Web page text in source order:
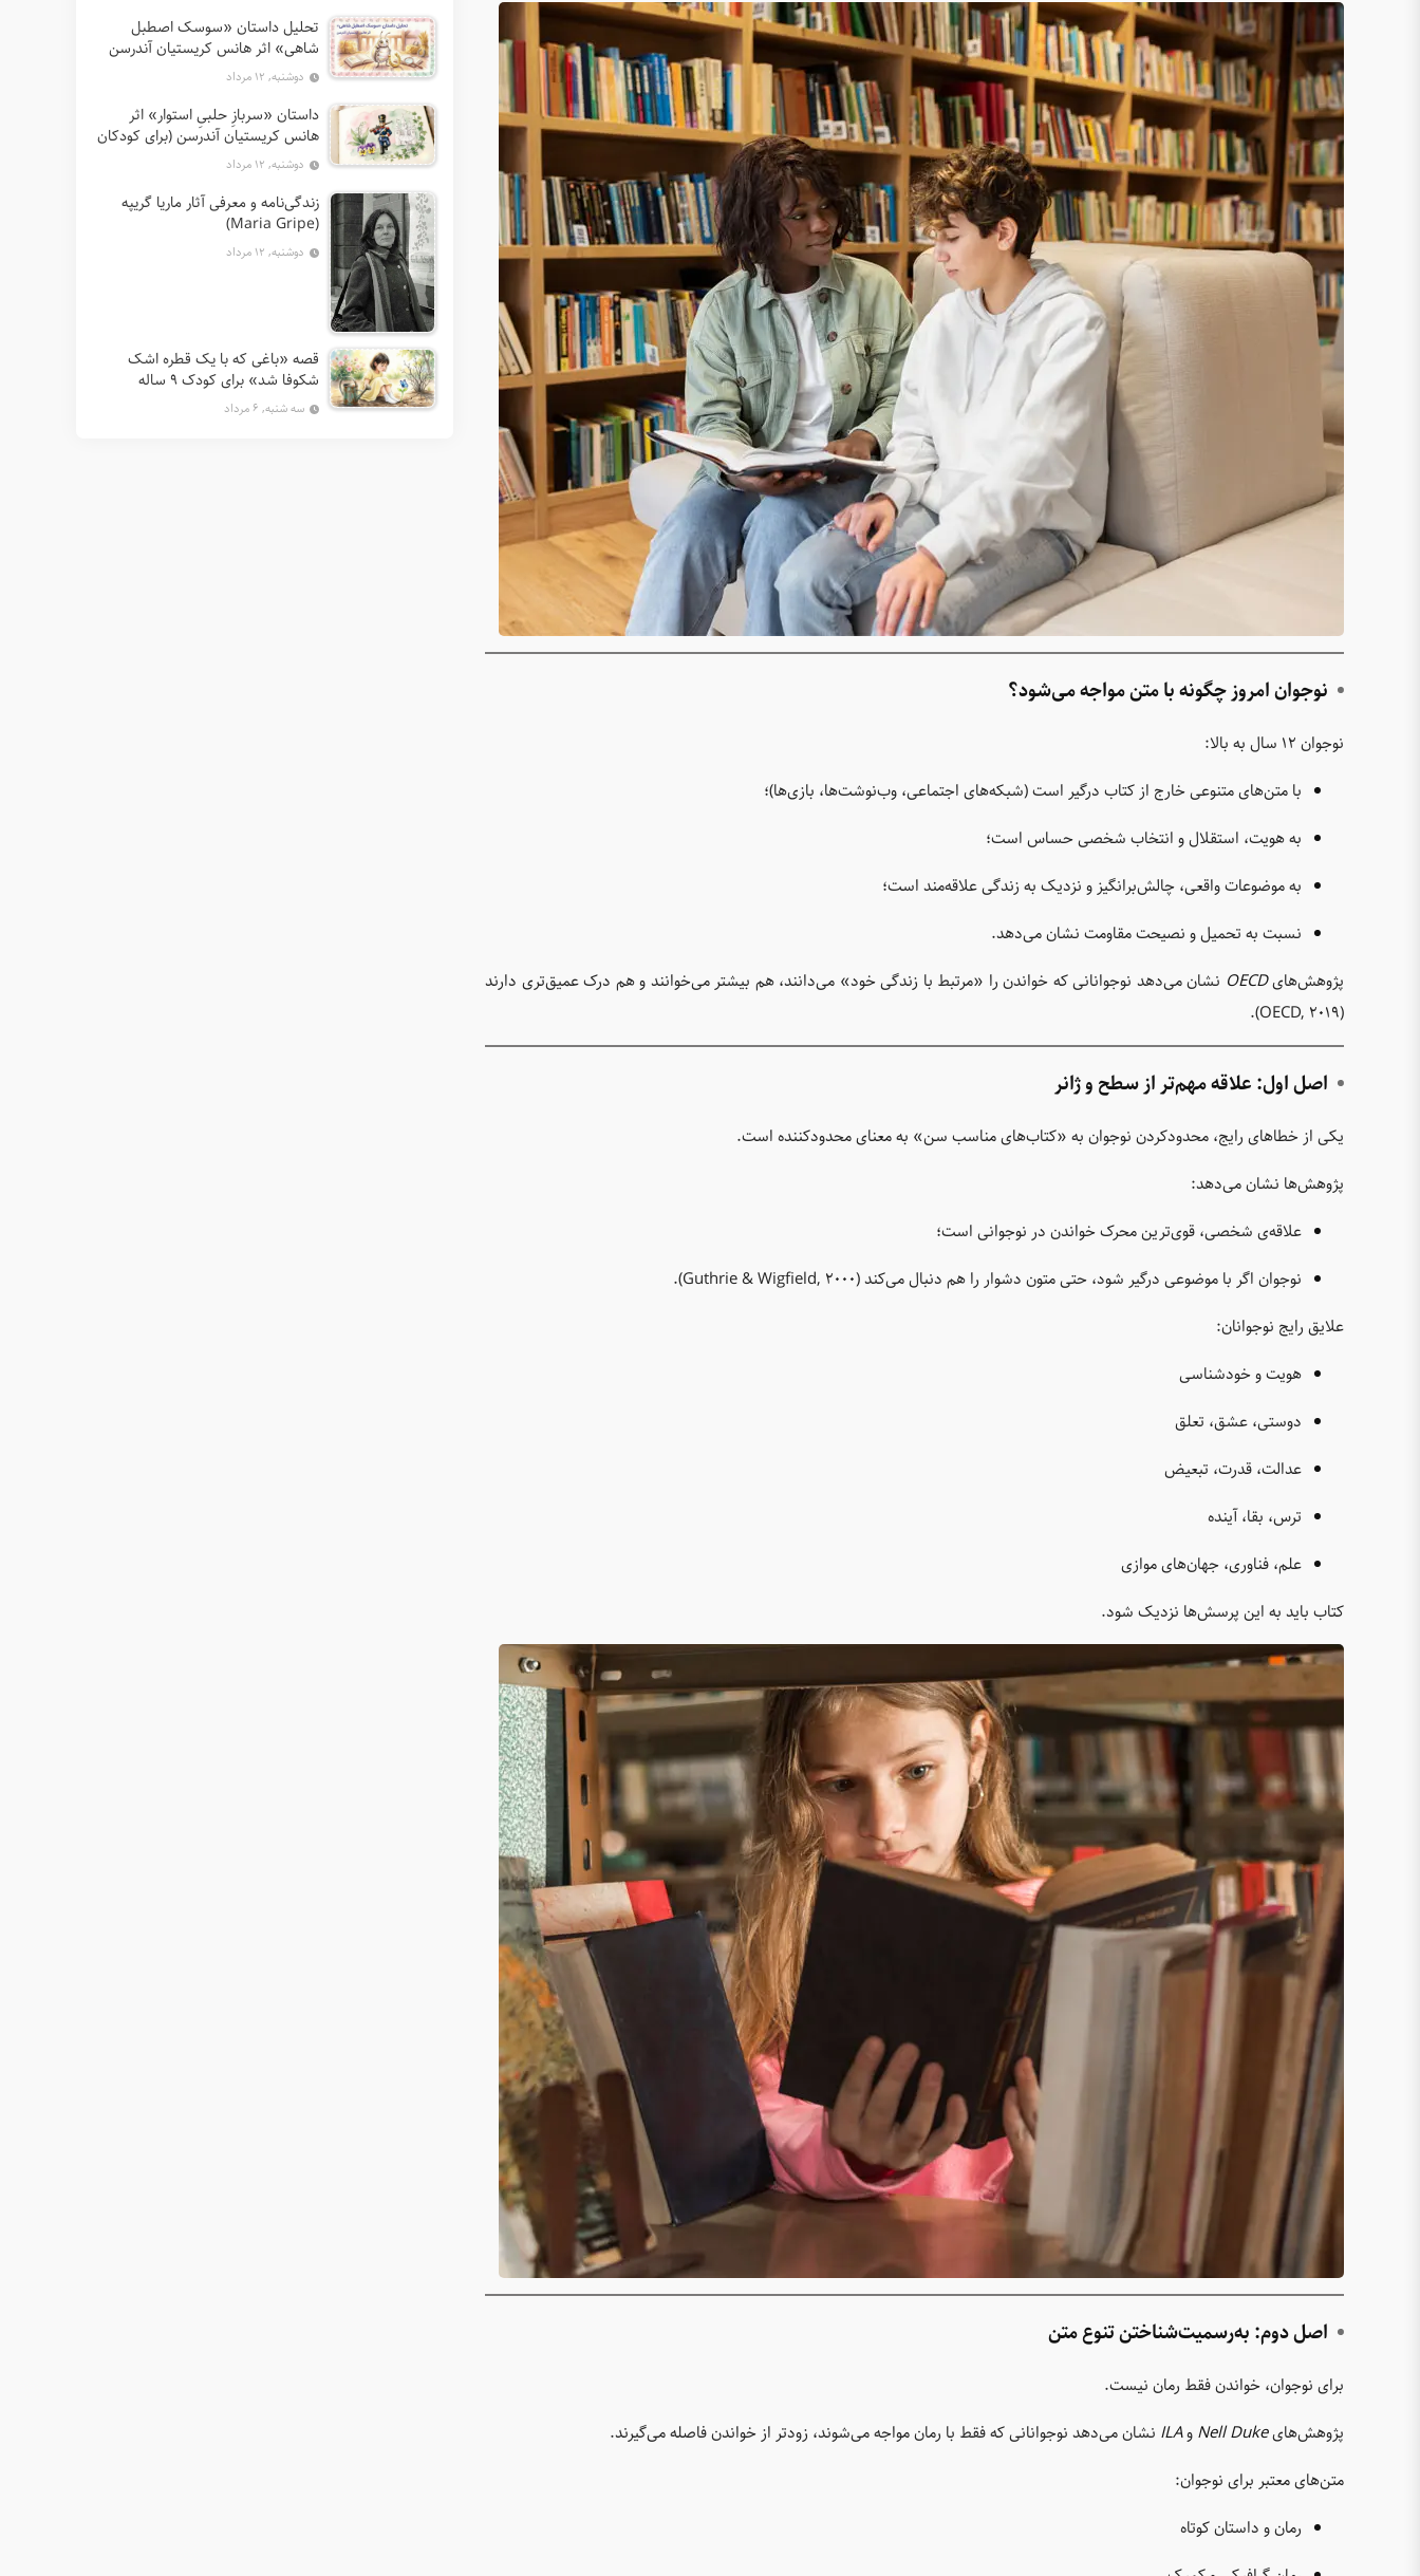
نوجوان امروز چگونه با متن مواجه می‌شود؟
نوجوان ۱۲ سال به بالا:
با متن‌های متنوعی خارج از کتاب درگیر است (شبکه‌های اجتماعی، وب‌نوشت‌ها، بازی‌ها)؛
به هویت، استقلال و انتخاب شخصی حساس است؛
به موضوعات واقعی، چالش‌برانگیز و نزدیک به زندگی علاقه‌مند است؛
نسبت به تحمیل و نصیحت مقاومت نشان می‌دهد.
پژوهش‌هایOECD نشان می‌دهد نوجوانانی که خواندن را «مرتبط با زندگی خود» می‌دانند، هم بیشتر می‌خوانند و هم درک عمیق‌تری دارند
(OECD, 2019).
اصل اول: علاقه مهم‌تر از سطح و ژانر
یکی از خطاهای رایج، محدودکردن نوجوان به «کتاب‌های مناسب سن» به معنای محدودکننده است.
پژوهش‌ها نشان می‌دهد:
علاقه‌ی شخصی، قوی‌ترین محرک خواندن در نوجوانی است؛
نوجوان اگر با موضوعی درگیر شود، حتی متون دشوار را هم دنبال می‌کند (Guthrie & Wigfield, 2000).
علایق رایج نوجوانان:
هویت و خودشناسی
دوستی، عشق، تعلق
عدالت، قدرت، تبعیض
ترس، بقا، آینده
علم، فناوری، جهان‌های موازی
کتاب باید به این پرسش‌ها نزدیک شود.
اصل دوم: به‌رسمیت‌شناختن تنوع متن
برای نوجوان، خواندن فقط رمان نیست.
پژوهش‌هایNell DukeوILA نشان می‌دهد نوجوانانی که فقط با رمان مواجه می‌شوند، زودتر از خواندن فاصله می‌گیرند.
متن‌های معتبر برای نوجوان:
رمان و داستان کوتاه
تحلیل داستان «سوسک اصطبل
شاهی» اثر هانس کریستیان آندرسن
دوشنبه, ۱۲ مرداد
داستان «سربازِ حلبیِ استوار» اثر
هانس کریستیان آندرسن (برای کودکان
7 تا 12 سال) دوشنبه, ۱۲ مرداد
زندگی‌نامه و معرفی آثار ماریا گریپه
(Maria Gripe)
دوشنبه, ۱۲ مرداد
قصه «باغی که با یک قطره اشک
شکوفا شد» برای کودک ۹ ساله
سه شنبه, ۶ مرداد